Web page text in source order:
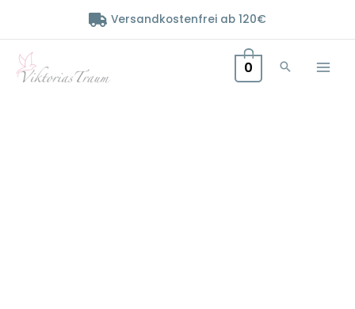
Versandkostenfrei ab 120€
0